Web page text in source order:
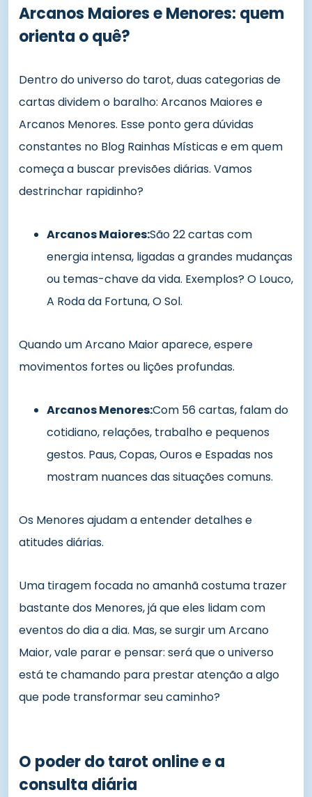
Arcanos Maiores e Menores: quem
orienta o quê?
Dentro do universo do tarot, duas categorias de
cartas dividem o baralho: Arcanos Maiores e
Arcanos Menores. Esse ponto gera dúvidas
constantes no Blog Rainhas Místicas e em quem
começa a buscar previsões diárias. Vamos
destrinchar rapidinho?
Arcanos Maiores:São 22 cartas com
energia intensa, ligadas a grandes mudanças
ou temas-chave da vida. Exemplos? O Louco,
A Roda da Fortuna, O Sol.
Quando um Arcano Maior aparece, espere
movimentos fortes ou lições profundas.
Arcanos Menores:Com 56 cartas, falam do
cotidiano, relações, trabalho e pequenos
gestos. Paus, Copas, Ouros e Espadas nos
mostram nuances das situações comuns.
Os Menores ajudam a entender detalhes e
atitudes diárias.
Uma tiragem focada no amanhã costuma trazer
bastante dos Menores, já que eles lidam com
eventos do dia a dia. Mas, se surgir um Arcano
Maior, vale parar e pensar: será que o universo
está te chamando para prestar atenção a algo
que pode transformar seu caminho?
O poder do tarot online e a
consulta diária